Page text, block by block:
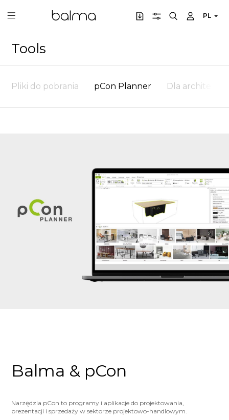
PL
Tools
Pliki do pobrania pCon Planner Dla
Balma & pCon
Narzędzia pCon to programy i aplikacje do projektowania,
prezentacji i sprzedaży w sektorze projektowo-handlowym.